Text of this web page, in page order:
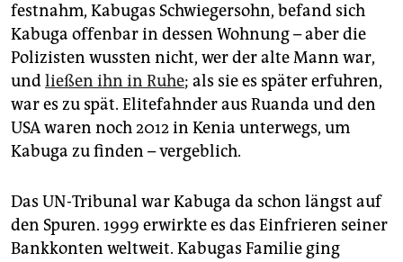
festnahm, Kabugas Schwiegersohn, befand sich
Kabuga offenbar in dessen Wohnung – aber die
Polizisten wussten nicht, wer der alte Mann war,
undließen ihn in Ruhe; als sie es später erfuhren,
war es zu spät. Elitefahnder aus Ruanda und den
USA waren noch 2012 in Kenia unterwegs, um
Kabuga zu finden – vergeblich.
Das UN-Tribunal war Kabuga da schon längst auf
den Spuren. 1999 erwirkte es das Einfrieren seiner
Bankkonten weltweit. Kabugas Familie ging